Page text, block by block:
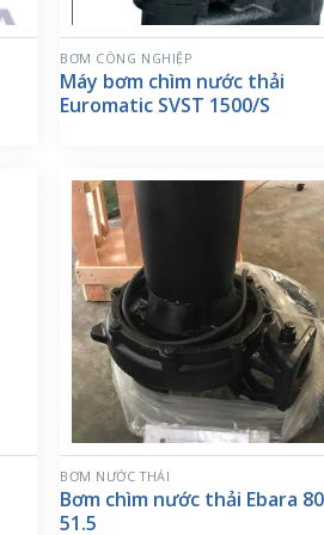
BƠM CÔNG NGHIỆP
Máy bơm chìm nước thải
Euromatic SVST 1500/S
BƠM NƯỚC THẢI
Bơm chìm nước thải Ebara 80
51.5